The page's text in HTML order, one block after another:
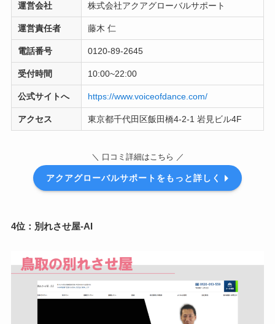
運営会社 株式会社アクアグローバルサポート
運営責任者 藤木 仁
電話番号 0120-89-2645
受付時間 10:00~22:00
公式サイトへ https://www.voiceofdance.com/
アクセス 東京都千代田区飯田橋4-2-1 岩見ビル4F
＼ 口コミ詳細はこちら ／
アクアグローバルサポートをもっと詳しく
4位：別れさせ屋-AI